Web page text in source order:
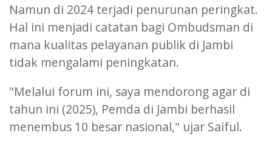
Namun di 2024 terjadi penurunan peringkat.
Hal ini menjadi catatan bagi Ombudsman di
mana kualitas pelayanan publik di Jambi
tidak mengalami peningkatan.
"Melalui forum ini, saya mendorong agar di
tahun ini (2025), Pemda di Jambi berhasil
menembus 10 besar nasional," ujar Saiful.